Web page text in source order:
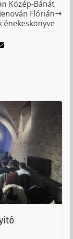
Közép-Bánát
Flórián
énekeskönyve